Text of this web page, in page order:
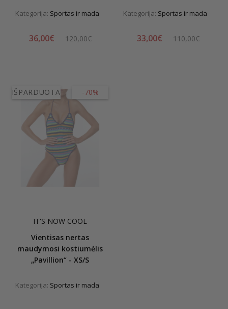
Kategorija: Sportas ir mada
36,00€ 120,00€
Kategorija: Sportas ir mada
33,00€ 110,00€
-70%
IŠPARDUOTA
IT'S NOW COOL
Vientisas nertas
maudymosi kostiumėlis
„Pavillion“ - XS/S
Kategorija: Sportas ir mada